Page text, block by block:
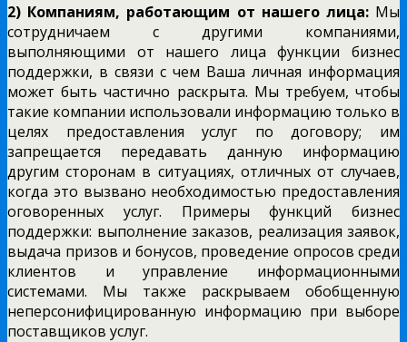
2) Компаниям, работающим от нашего лица:Мы
сотрудничаем с другими компаниями,
выполняющими от нашего лица функции бизнес
поддержки, в связи с чем Ваша личная информация
может быть частично раскрыта. Мы требуем, чтобы
такие компании использовали информацию только в
целях предоставления услуг по договору; им
запрещается передавать данную информацию
другим сторонам в ситуациях, отличных от случаев,
когда это вызвано необходимостью предоставления
оговоренных услуг. Примеры функций бизнес
поддержки: выполнение заказов, реализация заявок,
выдача призов и бонусов, проведение опросов среди
клиентов и управление информационными
системами. Мы также раскрываем обобщенную
неперсонифицированную информацию при выборе
поставщиков услуг.